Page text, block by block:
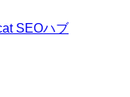
SEOハブ